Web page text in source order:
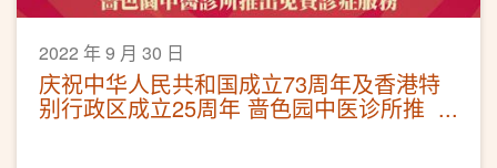
2022 年 9 月 30 日
庆祝中华人民共和国成立73周年及香港特
别行政区成立25周年 啬色园中医诊所推